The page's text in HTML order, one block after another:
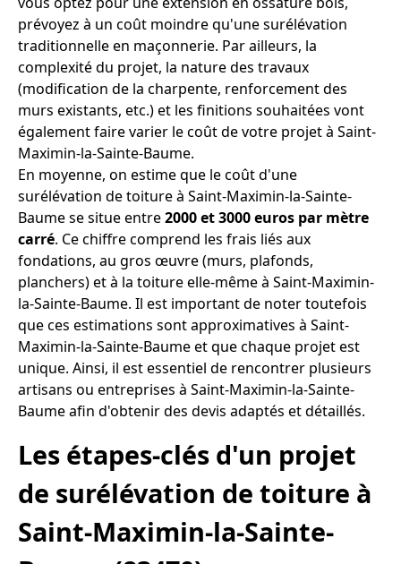
prévoyez à un coût moindre qu'une surélévation
traditionnelle en maçonnerie. Par ailleurs, la
complexité du projet, la nature des travaux
(modification de la charpente, renforcement des
murs existants, etc.) et les finitions souhaitées vont
également faire varier le coût de votre projet à Saint-
Maximin-la-Sainte-Baume.
En moyenne, on estime que le coût d'une
surélévation de toiture à Saint-Maximin-la-Sainte-
Baume se situe entre2000 et 3000 euros par mètre
carré. Ce chiffre comprend les frais liés aux
fondations, au gros œuvre (murs, plafonds,
planchers) et à la toiture elle-même à Saint-Maximin-
la-Sainte-Baume. Il est important de noter toutefois
que ces estimations sont approximatives à Saint-
Maximin-la-Sainte-Baume et que chaque projet est
unique. Ainsi, il est essentiel de rencontrer plusieurs
artisans ou entreprises à Saint-Maximin-la-Sainte-
Baume afin d'obtenir des devis adaptés et détaillés.
Les étapes-clés d'un projet
de surélévation de toiture à
Saint-Maximin-la-Sainte-